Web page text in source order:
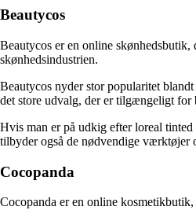
Beautycos
Beautycos er en online
skønhedsindustrien.
Beautycos nyder stor popularitet
det store udvalg, der er tilgængeligt for
Hvis man er på udkig efter loreal
tilbyder også de nødvendige værktøjer
Cocopanda
Cocopanda er en online